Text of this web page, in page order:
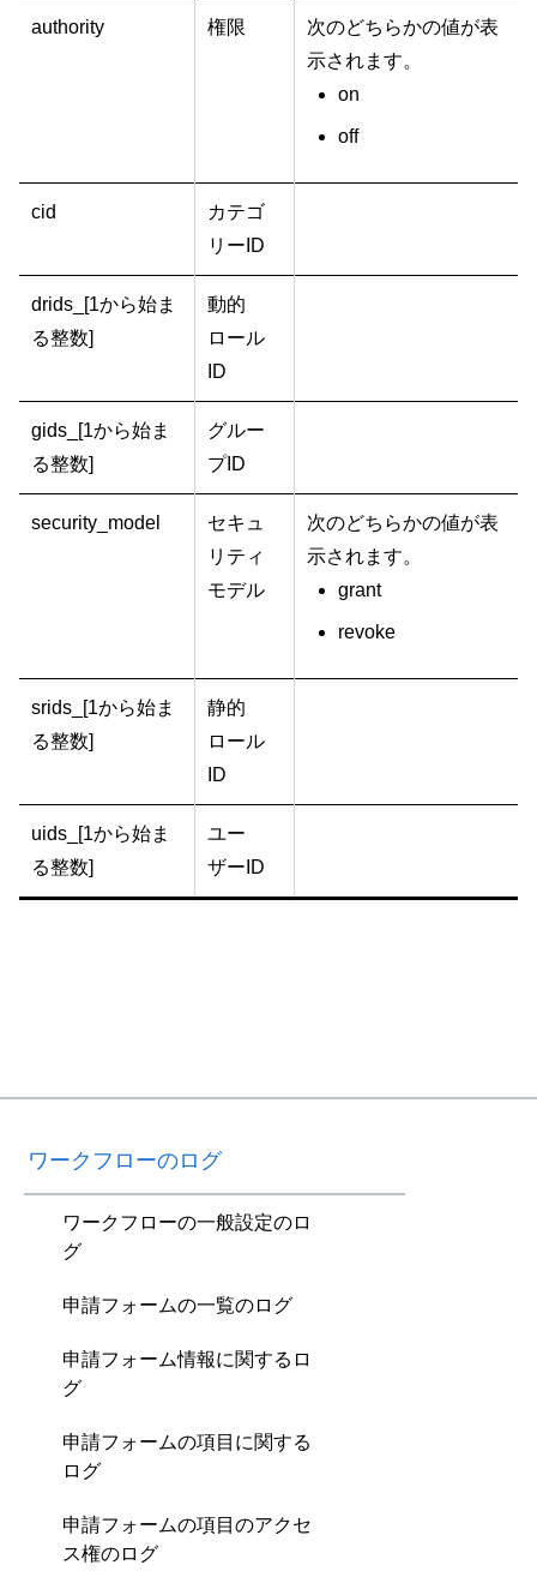
authority 権限
次のどちらかの値が表
示されます。
on
off
cid
カテゴ
リーID
drids_[1から始ま
る整数]
動的
ロール
ID
gids_[1から始ま
る整数]
グルー
プID
security_model
セキュ
リティ
モデル
次のどちらかの値が表
示されます。
grant
revoke
srids_[1から始ま
る整数]
静的
ロール
ID
uids_[1から始ま
る整数]
ユー
ザーID
ワークフローのログ
ワークフローの一般設定のロ
グ
申請フォームの一覧のログ
申請フォーム情報に関するロ
グ
申請フォームの項目に関する
ログ
申請フォームの項目のアクセ
ス権のログ